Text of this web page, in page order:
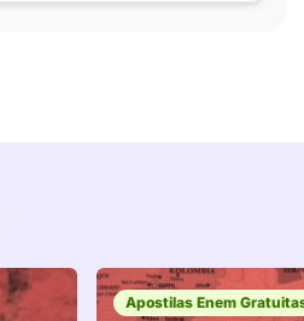
Apostilas Enem